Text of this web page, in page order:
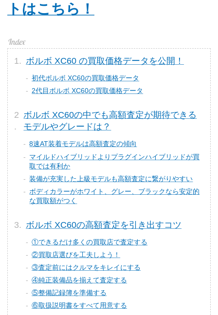
トはこちら！
ボルボ XC60 の買取価格データを公開！
初代ボルボ XC60の買取価格データ
2代目ボルボ XC60の買取価格データ
ボルボ XC60の中でも高額査定が期待できる
モデルやグレードは？
8速AT装着モデルは高額査定の傾向
マイルドハイブリッドよりプラグインハイブリッドが買
取では有利か
装備が充実した上級モデルも高額査定に繋がりやすい
ボディカラーがホワイト、グレー、ブラックなら安定的
な買取額がつく
ボルボ XC60の高額査定を引き出すコツ
①できるだけ多くの買取店で査定する
②買取店選びを工夫しよう！
③査定前にはクルマをキレイにする
④純正装備品を揃えて査定する
⑤整備記録簿を準備する
⑥取扱説明書をすべて用意する